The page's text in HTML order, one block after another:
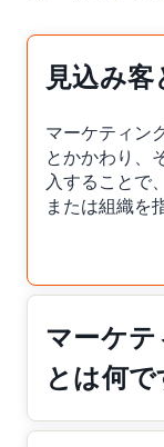
見込み客
マーケティン
とかかわり、
入することで
または組織を
マーケテ
とは何で